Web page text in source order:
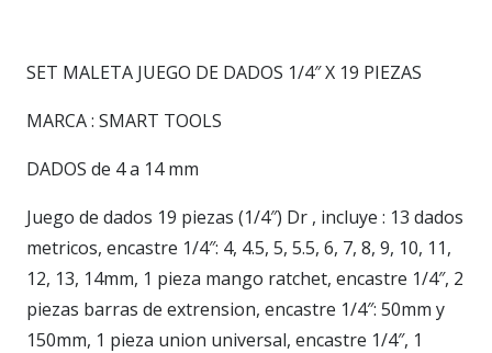
SET MALETA JUEGO DE DADOS 1/4″ X 19 PIEZAS
MARCA : SMART TOOLS
DADOS de 4 a 14 mm
Juego de dados 19 piezas (1/4″) Dr , incluye : 13 dados
metricos, encastre 1/4″: 4, 4.5, 5, 5.5, 6, 7, 8, 9, 10, 11,
12, 13, 14mm, 1 pieza mango ratchet, encastre 1/4″, 2
piezas barras de extrension, encastre 1/4″: 50mm y
150mm, 1 pieza union universal, encastre 1/4″, 1